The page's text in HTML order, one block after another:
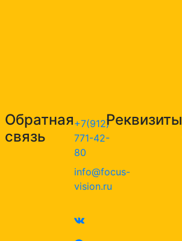
Обратная
связь
+7(912)
771-42-
80
info@focus-
vision.ru
Реквизиты